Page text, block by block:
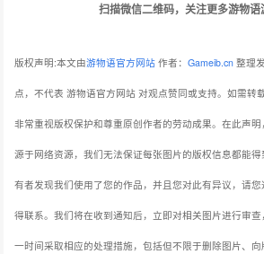
扫描微信二维码，关注更多游物语
版权声明:本文由游物语官方网站 作者：Gameib.cn 整理
点，不代表 游物语官方网站 对观点赞同或支持。如需转
非常重视版权保护和尊重原创作者的劳动成果。在此声
源于网络资源，我们无法保证每张图片的版权信息都能
有者发现我们使用了您的作品，并且您对此有异议，请
得联系。我们将在收到通知后，立即对相关图片进行审
一时间采取相应的处理措施，包括但不限于删除图片、